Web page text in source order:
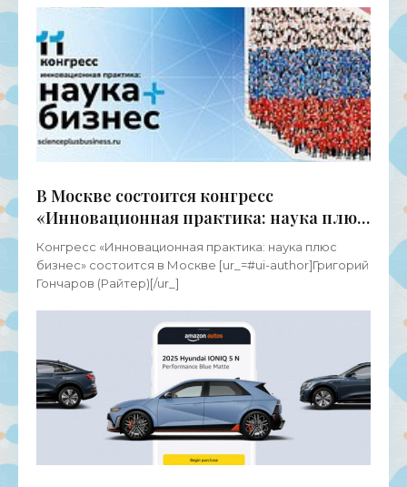
революцией в военном
В Москве состоится конгресс
«Инновационная практика: наука плюс
бизнес» - «Новости Электроники»
Конгресс «Инновационная практика: наука плюс
бизнес» состоится в Москве [ur_=#ui-author]Григорий
Гончаров (Райтер)[/ur_]